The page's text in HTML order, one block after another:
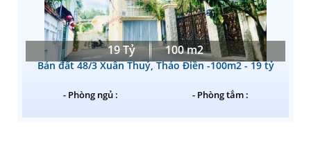
19 Tỷ 100 m2
Bán đất 48/3 Xuân Thuỷ, Thảo Điền -100m2 - 19 tỷ
- Phòng ngủ : - Phòng tắm :